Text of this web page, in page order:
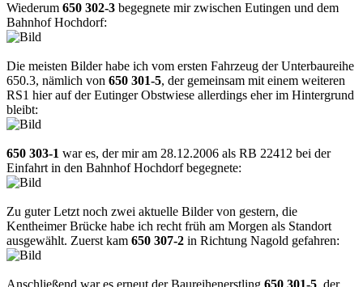
Wiederum 650 302-3 begegnete mir zwischen Eutingen und dem
Bahnhof Hochdorf:
Die meisten Bilder habe ich vom ersten Fahrzeug der Unterbaureihe
650.3, nämlich von 650 301-5, der gemeinsam mit einem weiteren
RS1 hier auf der Eutinger Obstwiese allerdings eher im Hintergrund
bleibt:
650 303-1 war es, der mir am 28.12.2006 als RB 22412 bei der
Einfahrt in den Bahnhof Hochdorf begegnete:
Zu guter Letzt noch zwei aktuelle Bilder von gestern, die
Kentheimer Brücke habe ich recht früh am Morgen als Standort
ausgewählt. Zuerst kam 650 307-2 in Richtung Nagold gefahren:
Anschließend war es erneut der Baureihenerstling 650 301-5, der